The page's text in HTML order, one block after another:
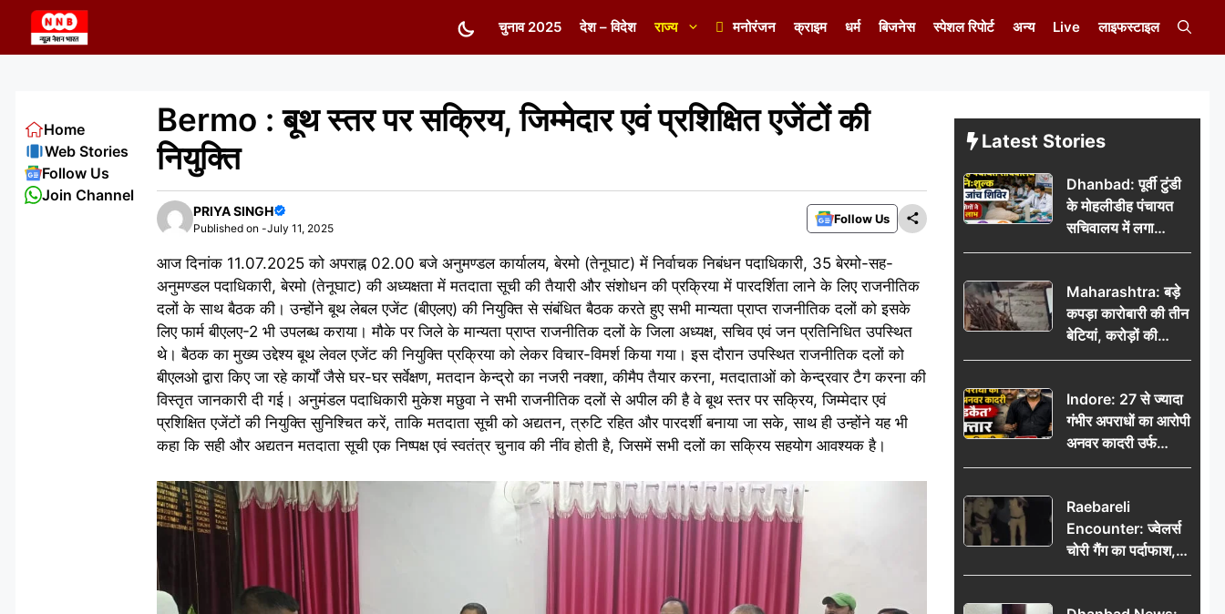
content
चुनाव 2025 देश – विदेश राज्य मनोरंजन क्राइम धर्म बिजनेस स्पेशल रिपोर्ट अन्य Live लाइफस्टाइल
Bermo : बूथ स्तर पर सक्रिय, जिम्मेदार एवं प्रशिक्षित एजेंटों की
नियुक्ति
PRIYA SINGH
Published on -July 11, 2025
Follow Us
आज दिनांक 11.07.2025 को अपराह्न 02.00 बजे अनुमण्डल कार्यालय, बेरमो (तेनूघाट) में निर्वाचक निबंधन पदाधिकारी, 35 बेरमो-सह-
अनुमण्डल पदाधिकारी, बेरमो (तेनूघाट) की अध्यक्षता में मतदाता सूची की तैयारी और संशोधन की प्रक्रिया में पारदर्शिता लाने के लिए राजनीतिक
दलों के साथ बैठक की। उन्होंने बूथ लेबल एजेंट (बीएलए) की नियुक्ति से संबंधित बैठक करते हुए सभी मान्यता प्राप्त राजनीतिक दलों को इसके
लिए फार्म बीएलए-2 भी उपलब्ध कराया। मौके पर जिले के मान्यता प्राप्त राजनीतिक दलों के जिला अध्यक्ष, सचिव एवं जन प्रतिनिधित उपस्थित
थे। बैठक का मुख्य उद्देश्य बूथ लेवल एजेंट की नियुक्ति प्रक्रिया को लेकर विचार-विमर्श किया गया। इस दौरान उपस्थित राजनीतिक दलों को
बीएलओ द्वारा किए जा रहे कार्यों जैसे घर-घर सर्वेक्षण, मतदान केन्द्रो का नजरी नक्शा, कीमैप तैयार करना, मतदाताओं को केन्द्रवार टैग करना की
विस्तृत जानकारी दी गई। अनुमंडल पदाधिकारी मुकेश मछुवा ने सभी राजनीतिक दलों से अपील की है वे बूथ स्तर पर सक्रिय, जिम्मेदार एवं
प्रशिक्षित एजेंटों की नियुक्ति सुनिश्चित करें, ताकि मतदाता सूची को अद्यतन, त्रुटि रहित और पारदर्शी बनाया जा सके, साथ ही उन्होंने यह भी
कहा कि सही और अद्यतन मतदाता सूची एक निष्पक्ष एवं स्वतंत्र चुनाव की नींव होती है, जिसमें सभी दलों का सक्रिय सहयोग आवश्यक है।
Home
Web Stories
Follow Us
Join Channel
Latest Stories
Dhanbad: पूर्वी टुंडी
के मोहलीडीह पंचायत
सचिवालय में लगा
निःशुल्क स्वास्थ्य जांच
उठाया लाभ
Maharashtra: बड़े
कपड़ा कारोबारी की तीन
बेटियां, करोड़ों की
कमाई… फिर भी पिता
अंतिम दिन, 5100 रुपये
भेजकर कहा– अंतिम
संस्कार कर दीजिए हम
नहीं आ पाएंगे
Indore: 27 से ज्यादा
गंभीर अपराधों का आरोपी
अनवर कादरी उर्फ
‘डकैत’ गिरफ्तार, इंदौर
Raebareli
Encounter: ज्वेलर्स
चोरी गैंग का पर्दाफाश,
पुलिस मुठभेड़ में दो